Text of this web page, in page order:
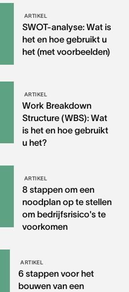
ARTIKEL
SWOT-analyse: Wat is
het en hoe gebruikt u
het (met voorbeelden)
ARTIKEL
Work Breakdown
Structure (WBS): Wat
is het en hoe gebruikt
u het?
ARTIKEL
8 stappen om een
noodplan op te stellen
om bedrijfsrisico's te
voorkomen
ARTIKEL
6 stappen voor het
bouwen van een